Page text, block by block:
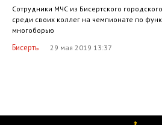
Сотрудники МЧС из Бисертского
среди своих коллег на чемпионате по
многоборью
Бисерть 29 мая 2019 13:37